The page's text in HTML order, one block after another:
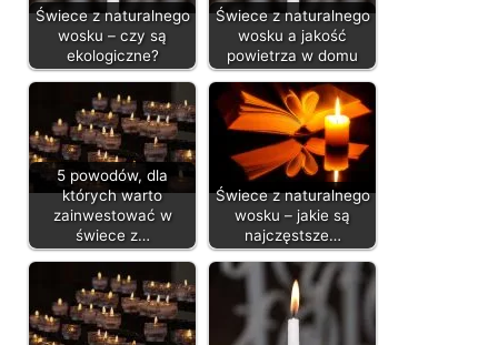
Świece z naturalnego
wosku – czy są
ekologiczne?
Świece z naturalnego
wosku a jakość
powietrza w domu
5 powodów, dla
których warto
zainwestować w
świece z…
Świece z naturalnego
wosku – jakie są
najczęstsze…